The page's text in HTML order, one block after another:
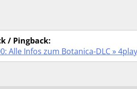
/ Pingback:
Alle Infos zum Botanica-DLC »